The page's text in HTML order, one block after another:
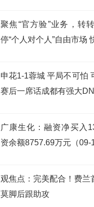
聚焦“官方验”业务，转
停“个人对个人”自由市场
申花1-1蓉城 平局不可怕
赛后一席话成都有强大
广康生化：融资净买入
资余额8757.69万元（09-
观焦点：完美配合！费兰
莫脚后跟助攻